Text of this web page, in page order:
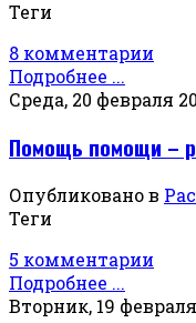
Теги
8 комментарии
Подробнее ...
Среда, 20 февраля
Помощь помощи –
Опубликовано в
Теги
5 комментарии
Подробнее ...
Вторник, 19 февраля